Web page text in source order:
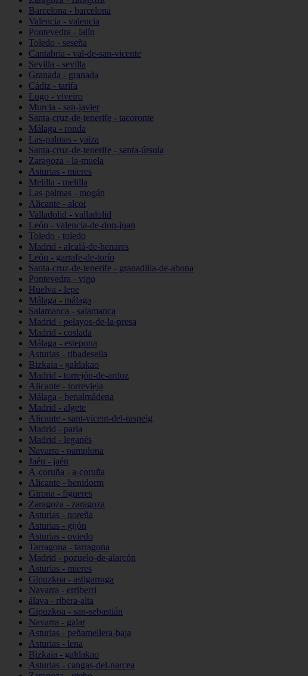
Barcelona - barcelona
Valencia - valencia
Pontevedra - lalín
Toledo - seseña
Cantabria - val-de-san-vicente
Sevilla - sevilla
Granada - granada
Cádiz - tarifa
Lugo - viveiro
Murcia - san-javier
Santa-cruz-de-tenerife - tacoronte
Málaga - ronda
Las-palmas - yaiza
Santa-cruz-de-tenerife - santa-úrsula
Zaragoza - la-muela
Asturias - mieres
Melilla - melilla
Las-palmas - mogán
Alicante - alcoi
Valladolid - valladolid
León - valencia-de-don-juan
Toledo - toledo
Madrid - alcalá-de-henares
León - garrafe-de-torío
Santa-cruz-de-tenerife - granadilla-de-abona
Pontevedra - vigo
Huelva - lepe
Málaga - málaga
Salamanca - salamanca
Madrid - pelayos-de-la-presa
Madrid - coslada
Málaga - estepona
Asturias - ribadesella
Bizkaia - galdakao
Madrid - torrejón-de-ardoz
Alicante - torrevieja
Málaga - benalmádena
Madrid - algete
Alicante - sant-vicent-del-raspeig
Madrid - parla
Madrid - leganés
Navarra - pamplona
Jaén - jaén
A-coruña - a-coruña
Alicante - benidorm
Girona - figueres
Zaragoza - zaragoza
Asturias - noreña
Asturias - gijón
Asturias - oviedo
Tarragona - tarragona
Madrid - pozuelo-de-alarcón
Asturias - mieres
Gipuzkoa - astigarraga
Navarra - erriberri
álava - ribera-alta
Gipuzkoa - san-sebastián
Navarra - galar
Asturias - peñamellera-baja
Asturias - lena
Bizkaia - galdakao
Asturias - cangas-del-narcea